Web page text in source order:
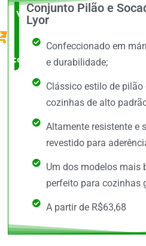
Vale a
Pena
comprar
Conjunto Pilão e
Lyor
Confeccionado em
e durabilidade;
Clássico estilo de
cozinhas de alto
Altamente resistente e
revestido para
Um dos modelos mais
perfeito para cozinhas
A partir de R$63,68